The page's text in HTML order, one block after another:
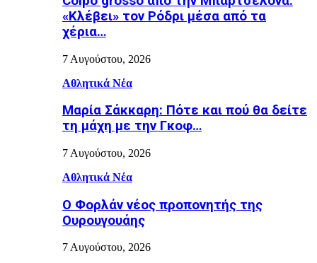
«Κλέβει» τον Ρόδρι μέσα από τα
χέρια…
7 Αυγούστου, 2026
Αθλητικά Νέα
Μαρία Σάκκαρη: Πότε και πού θα δείτε
τη μάχη με την Γκοφ…
7 Αυγούστου, 2026
Αθλητικά Νέα
Ο Φορλάν νέος προπονητής της
Ουρουγουάης
7 Αυγούστου, 2026